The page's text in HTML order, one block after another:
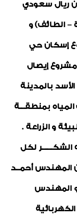
قيمتها حوالي 300 مليون ريال سعودي
– الطائف) و
إسكان حي
إيصال
بالمدينة
المياه بمنطقـــة
و الزراعة .
لكل
المهندس أحمــد
و المهندس